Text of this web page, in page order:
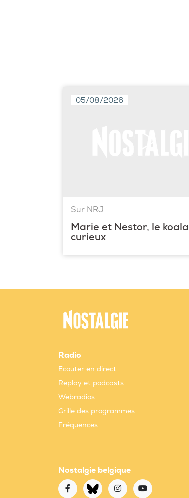
05/08/2026
Sur NRJ
Marie et Nestor, le koala
curieux
Radio
Ecouter en direct
Replay et podcasts
Webradios
Grille des programmes
Fréquences
Nostalgie belgique